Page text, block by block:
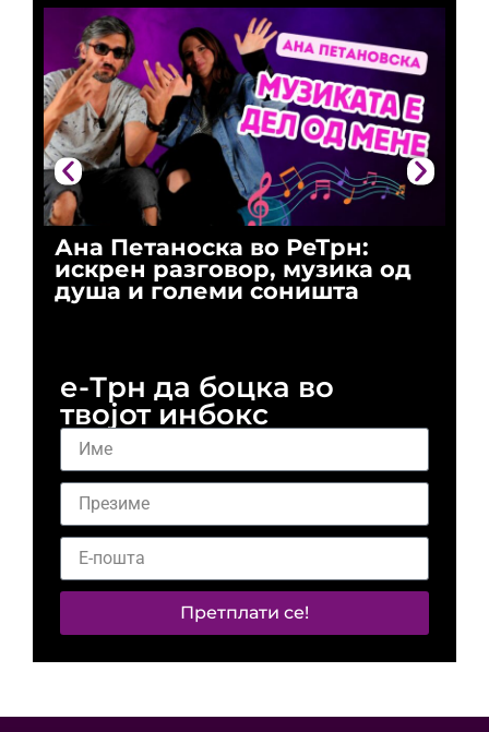
Ана Петаноска во РеТрн:
искрен разговор, музика од
душа и големи соништа
е-Трн да боцка во
твојот инбокс
Претплати се!